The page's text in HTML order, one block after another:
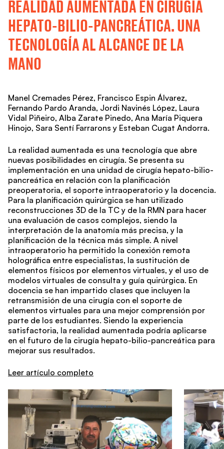
REALIDAD AUMENTADA EN CIRUGÍA
HEPATO-BILIO-PANCREÁTICA. UNA
TECNOLOGÍA AL ALCANCE DE LA
MANO
Manel Cremades Pérez, Francisco Espin Álvarez,
Fernando Pardo Aranda, Jordi Navinés López, Laura
Vidal Piñeiro, Alba Zarate Pinedo, Ana María Piquera
Hinojo, Sara Sentí Farrarons y Esteban Cugat Andorra.
La realidad aumentada es una tecnología que abre
nuevas posibilidades en cirugía. Se presenta su
implementación en una unidad de cirugía hepato-bilio-
pancreática en relación con la planificación
preoperatoria, el soporte intraoperatorio y la docencia.
Para la planificación quirúrgica se han utilizado
reconstrucciones 3D de la TC y de la RMN para hacer
una evaluación de casos complejos, siendo la
interpretación de la anatomía más precisa, y la
planificación de la técnica más simple. A nivel
intraoperatorio ha permitido la conexión remota
holográfica entre especialistas, la sustitución de
elementos físicos por elementos virtuales, y el uso de
modelos virtuales de consulta y guía quirúrgica. En
docencia se han impartido clases que incluyen la
retransmisión de una cirugía con el soporte de
elementos virtuales para una mejor comprensión por
parte de los estudiantes. Siendo la experiencia
satisfactoria, la realidad aumentada podría aplicarse
en el futuro de la cirugía hepato-bilio-pancreática para
mejorar sus resultados.
Leer artículo completo